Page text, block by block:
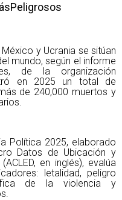
y Ucrania se sitúan
mundo, según el informe
de la organización
en 2025 un total de
de 240,000 muertos y
Política 2025, elaborado
Datos de Ubicación y
en inglés), evalúa
letalidad, peligro
de la violencia y